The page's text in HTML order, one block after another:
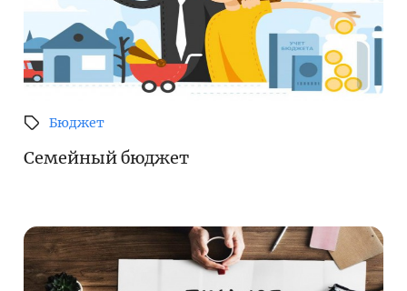
Бюджет
Семейный бюджет